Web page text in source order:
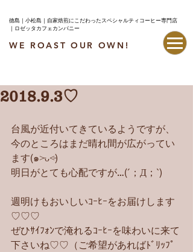
WE ROAST OUR OWN!
徳島｜小松島｜自家焙煎にこだわったスペシャルティコーヒー専門店
｜ロゼッタカフェカンパニー
2018.9.3♡
台風が近付いてきているようですが、
今のところはまだ晴れ間が広がってい
ます(๑˃̵ᴗ˂̵)
明日がとても心配ですが…(´；Д；`)
週明けもおいしいｺｰﾋｰをお届けします
♡♡♡
ぜひｻｲﾌｫﾝで淹れるｺｰﾋｰを味わいに来て
下さいね♡♡（ご希望があればﾄﾞﾘｯﾌﾟ